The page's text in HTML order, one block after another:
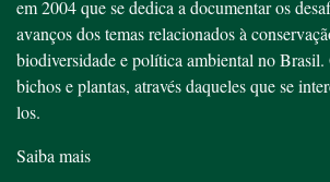
em 2004 que se dedica a documentar os
avanços dos temas relacionados à
biodiversidade e política ambiental no Brasil.
bichos e plantas, através daqueles que se
los.
Saiba mais